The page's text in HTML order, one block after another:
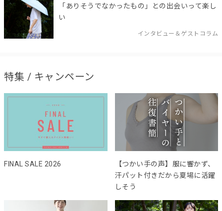
「ありそうでなかったもの」との出会いって楽し
い
インタビュー＆ゲストコラム
特集 / キャンペーン
FINAL SALE 2026
【つかい手の声】服に響かず、
汗パット付きだから夏場に活躍
しそう